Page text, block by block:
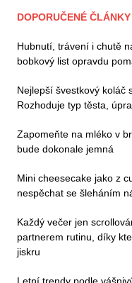
DOPORUČENÉ ČLÁNKY
Hubnutí, trávení i chutě
bobkový list opravdu
Nejlepší švestkový koláč
Rozhoduje typ těsta,
Zapomeňte na mléko v
bude dokonale jemná
Mini cheesecake jako z
nespěchat se šleháním
Každý večer jen
partnerem rutinu, díky
jiskru